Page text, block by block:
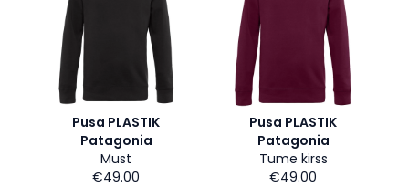
Pusa PLASTIK
Patagonia
Must
€49.00
Pusa PLASTIK
Patagonia
Tume kirss
€49.00